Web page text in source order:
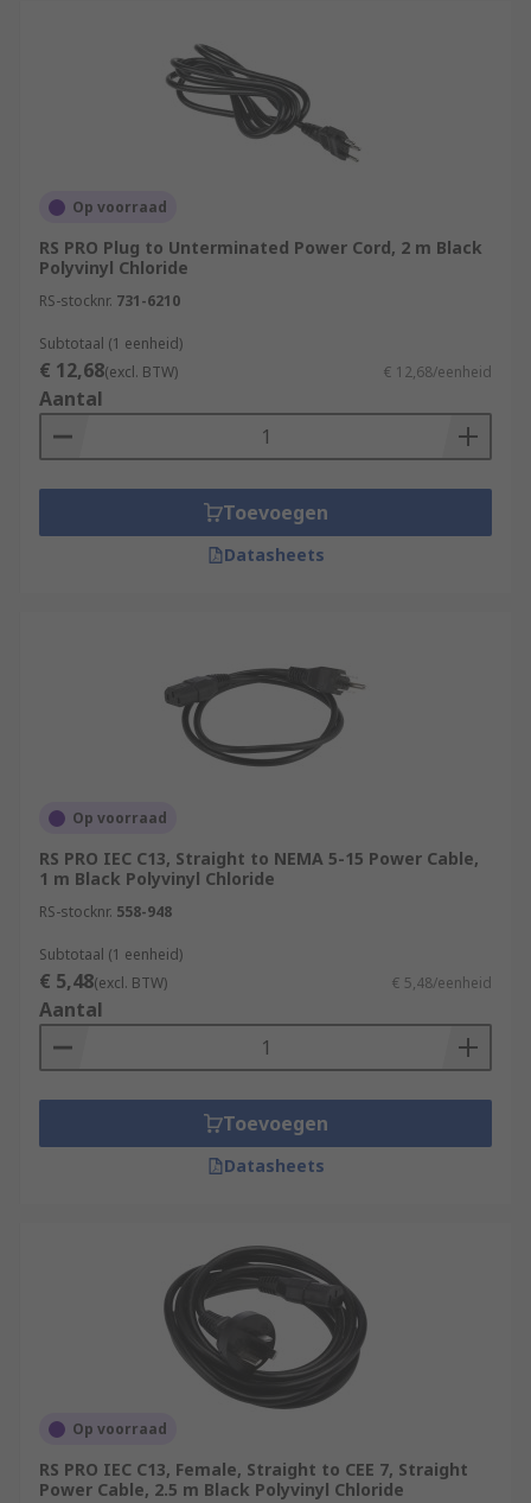
Op voorraad
RS PRO Plug to Unterminated Power Cord, 2 m Black
Polyvinyl Chloride
RS-stocknr. 731-6210
Subtotaal (1 eenheid)
€ 12,68(excl. BTW) € 12,68/eenheid
Aantal
Toevoegen
Datasheets
Op voorraad
RS PRO IEC C13, Straight to NEMA 5-15 Power Cable,
1 m Black Polyvinyl Chloride
RS-stocknr. 558-948
Subtotaal (1 eenheid)
€ 5,48(excl. BTW) € 5,48/eenheid
Aantal
Toevoegen
Datasheets
Op voorraad
RS PRO IEC C13, Female, Straight to CEE 7, Straight
Power Cable, 2.5 m Black Polyvinyl Chloride